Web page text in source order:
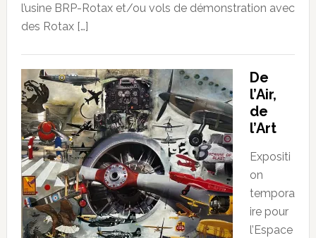
l’usine BRP-Rotax et/ou vols de démonstration avec
des Rotax […]
De
l’Air,
de
l’Art
Expositi
on
tempora
ire pour
l’Espace